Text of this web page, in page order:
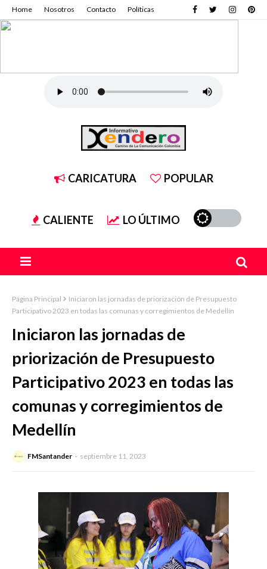
Home Nosotros Contacto Políticas
CARICATURA POPULAR
CALIENTE LO ÚLTIMO
Página Principal
Iniciaron las jornadas de priorización de Presupuesto
Participativo 2023 en todas las comunas y corregimientos de Medellín
Iniciaron las jornadas de
priorización de Presupuesto
Participativo 2023 en todas las
comunas y corregimientos de
Medellín
FMSantander septiembre 11, 2023